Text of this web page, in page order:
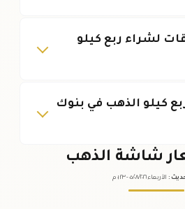
لشراء ربع كيلو
كيلو الذهب في بنوك
شاشة الذهب
: الأربعاء ٠٥ /٠٨/٢٠٢٦ - ٠١:٢٣ م